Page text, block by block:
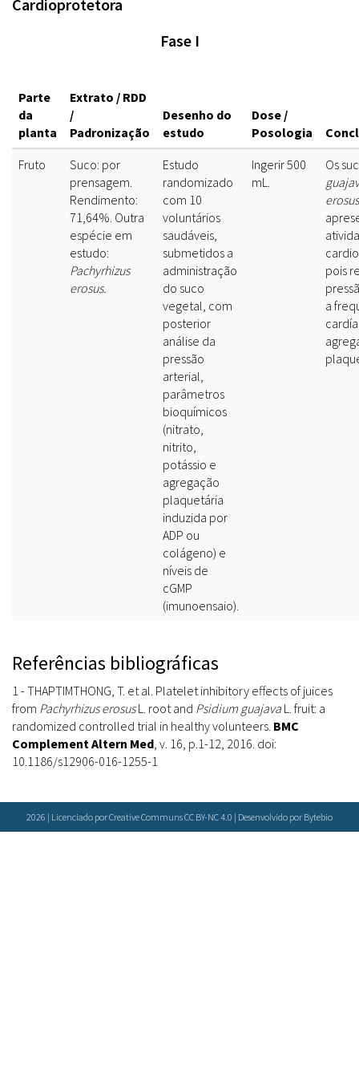
Cardioprotetora
Fase I
Parte
da
planta
Extrato / RDD
/
Padronização
Desenho do
estudo
Dose /
Posologia
Fruto
Suco: por
prensagem.
Rendimento:
71,64%. Outra
espécie em
estudo:
Pachyrhizus
erosus.
Estudo
randomizado
com 10
voluntários
saudáveis,
submetidos a
administração
do suco
vegetal, com
posterior
análise da
pressão
arterial,
parâmetros
bioquímicos
(nitrato,
nitrito,
potássio e
agregação
plaquetária
induzida por
ADP ou
colágeno) e
níveis de
cGMP
(imunoensaio).
Ingerir 500
mL.
Os
erosus
pois
a
Referências bibliográficas
1 - THAPTIMTHONG, T. et al. Platelet inhibitory effects of juices
from Pachyrhizus erosusL. root and Psidium guajava L. fruit: a
randomized controlled trial in healthy volunteers. BMC
Complement Altern Med, v. 16, p.1-12, 2016. doi:
10.1186/s12906-016-1255-1
2026 | Licenciado por Creative Communs CC BY-NC 4.0 | Desenvolvido por Bytebio